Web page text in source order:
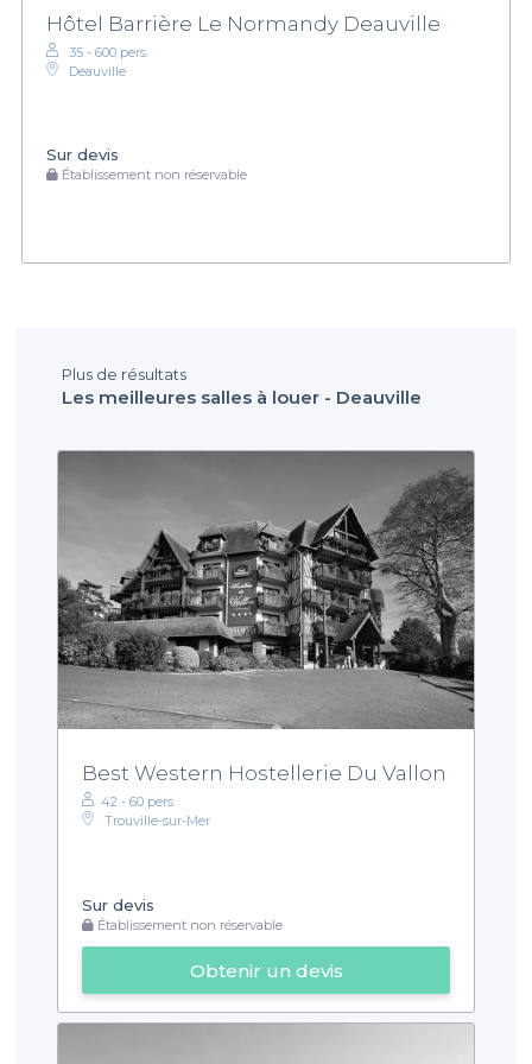
Hôtel Barrière Le Normandy Deauville
35 - 600 pers.
Deauville
Sur devis
Établissement non réservable
Plus de résultats
Les meilleures salles à louer - Deauville
Best Western Hostellerie Du Vallon
42 - 60 pers.
Trouville-sur-Mer
Sur devis
Établissement non réservable
Obtenir un devis